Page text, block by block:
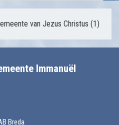
van Jezus Christus (1)
Immanuël
Breda